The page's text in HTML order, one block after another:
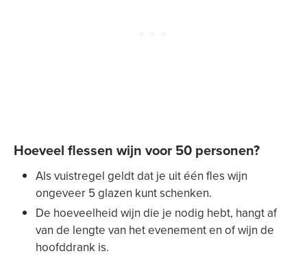
Hoeveel flessen wijn voor 50 personen?
Als vuistregel geldt dat je uit één fles wijn
ongeveer 5 glazen kunt schenken.
De hoeveelheid wijn die je nodig hebt, hangt af
van de lengte van het evenement en of wijn de
hoofddrank is.